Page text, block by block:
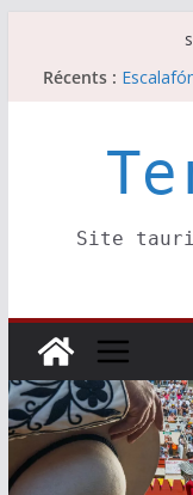
Récents :
Les
Site